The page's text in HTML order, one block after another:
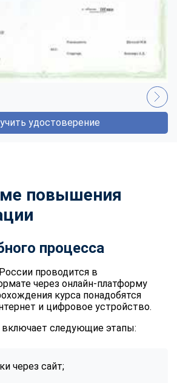
удостоверение
повышения
процесса
проводится в
через онлайн-платформу
курса понадобятся
и цифровое устройство.
включает следующие этапы:
через сайт;